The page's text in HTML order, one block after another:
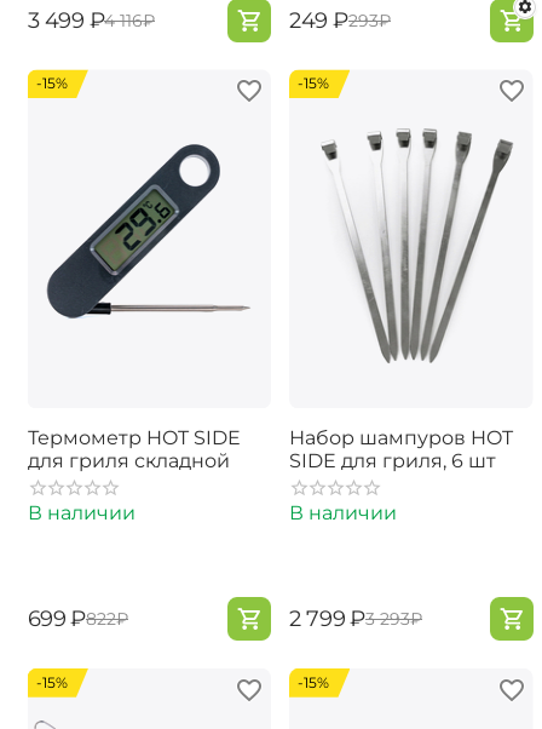
‍3 499‍ ₽‍4 116‍₽ ‍249‍ ₽‍293‍₽
-15%
Термометр HOT SIDE
для гриля складной
В наличии
‍699‍ ₽‍822‍₽
-15%
Набор шампуров HOT
SIDE для гриля, 6 шт
В наличии
‍2 799‍₽‍3 293‍₽
-15% -15%